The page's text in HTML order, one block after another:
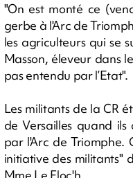
"On est monté ce
gerbe à l'Arc de
les agriculteurs qui se
Masson, éleveur dans
pas entendu par l’Etat".
Les militants de la CR
de Versailles quand
par l'Arc de Triomphe.
initiative des militants"